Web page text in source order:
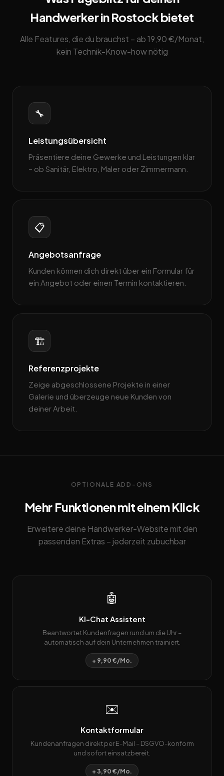
Handwerker in Rostock bietet
Alle Features, die du brauchst – ab 19,90 €/Monat,
kein Technik-Know-how nötig
🔧
Leistungsübersicht
Präsentiere deine Gewerke und Leistungen klar
– ob Sanitär, Elektro, Maler oder Zimmermann.
📋
Angebotsanfrage
Kunden können dich direkt über ein Formular für
ein Angebot oder einen Termin kontaktieren.
🏗️
Referenzprojekte
Zeige abgeschlossene Projekte in einer
Galerie und überzeuge neue Kunden von
deiner Arbeit.
OPTIONALE ADD-ONS
Mehr Funktionen mit einem Klick
Erweitere deine Handwerker-Website mit den
passenden Extras – jederzeit zubuchbar
🤖
KI-Chat Assistent
Beantwortet Kundenfragen rund um die Uhr –
automatisch auf dein Unternehmen trainiert.
+ 9,90 €/Mo.
✉️
Kontaktformular
Kundenanfragen direkt per E-Mail – DSGVO-konform
und sofort einsatzbereit.
+ 3,90 €/Mo.